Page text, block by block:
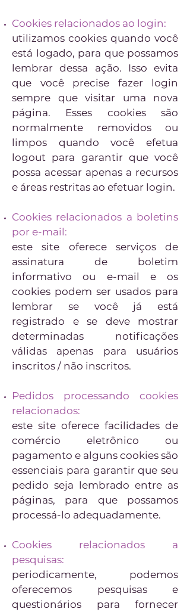
Cookies relacionados ao login:
utilizamos cookies quando você
está logado, para que possamos
lembrar dessa ação. Isso evita
que você precise fazer login
sempre que visitar uma nova
página. Esses cookies são
normalmente removidos ou
limpos quando você efetua
logout para garantir que você
possa acessar apenas a recursos
e áreas restritas ao efetuar login.
Cookies relacionados a boletins
por e-mail:
este site oferece serviços de
assinatura de boletim
informativo ou e-mail e os
cookies podem ser usados ​​para
lembrar se você já está
registrado e se deve mostrar
determinadas notificações
válidas apenas para usuários
inscritos / não inscritos.
Pedidos processando cookies
relacionados:
este site oferece facilidades de
comércio eletrônico ou
pagamento e alguns cookies são
essenciais para garantir que seu
pedido seja lembrado entre as
páginas, para que possamos
processá-lo adequadamente.
Cookies relacionados a
pesquisas:
periodicamente, podemos
oferecemos pesquisas e
questionários para fornecer